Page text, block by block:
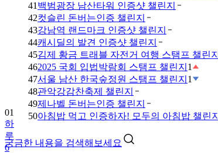
41 백범광장 남산타워 인증샷 챌린지
42컷슬린 돈버는인증 챌린지
43강남역 랜드마크 인증샷 챌린지
44캐시딜의 발견 인증샷 챌린지
45김제 황금 트래블 자전거 여행 스탬프 챌린지
462025 국회 입법박람회 스탬프 챌린지 1
47서울 남산 한국숲정원 스탬프 챌린지 1
48관악강감찬축제 챌린지
49제나벨 돈버는인증 챌린지
50아침밥 먹고 인증하자! 모두의 아침밥 챌린지
궁금한 내용을 검색해보세요
01
하
루
6